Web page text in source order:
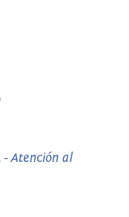
- Atención al